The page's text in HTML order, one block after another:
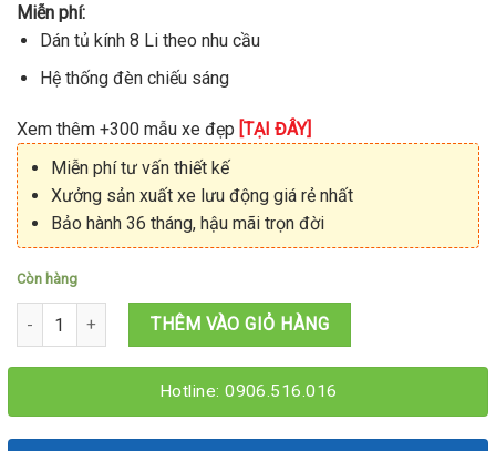
Miễn phí:
Dán tủ kính 8 Li theo nhu cầu
Hệ thống đèn chiếu sáng
Xem thêm +300 mẫu xe đẹp [TẠI ĐÂY]
Miễn phí tư vấn thiết kế
Xưởng sản xuất xe lưu động giá rẻ nhất
Bảo hành 36 tháng, hậu mãi trọn đời
Còn hàng
Xe bán bánh tráng 1M2x60x1M95 số lượng
THÊM VÀO GIỎ HÀNG
Hotline: 0906.516.016